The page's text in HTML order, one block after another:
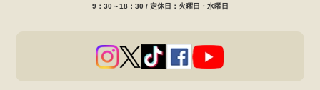
9：30～18：30 / 定休日：火曜日・水曜日